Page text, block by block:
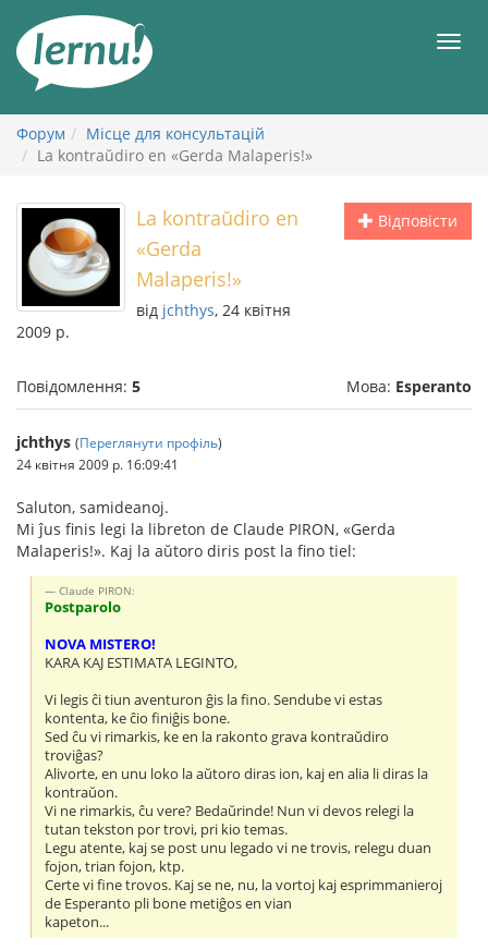
змісту
Форум
Місце для консультацій
La kontraŭdiro en «Gerda Malaperis!»
Відповісти
La kontraŭdiro en
«Gerda
Malaperis!»
від jchthys, 24 квітня
2009 р.
Повідомлення: 5 Мова: Esperanto
jchthys (Переглянути профіль)
24 квітня 2009 р. 16:09:41
Saluton, samideanoj.
Mi ĵus finis legi la libreton de Claude PIRON, «Gerda
Malaperis!». Kaj la aŭtoro diris post la fino tiel:
Claude PIRON:
Postparolo
NOVA MISTERO!
KARA KAJ ESTIMATA LEGINTO,
Vi legis ĉi tiun aventuron ĝis la fino. Sendube vi estas
kontenta, ke ĉio finiĝis bone.
Sed ĉu vi rimarkis, ke en la rakonto grava kontraŭdiro
troviĝas?
Alivorte, en unu loko la aŭtoro diras ion, kaj en alia li diras la
kontraŭon.
Vi ne rimarkis, ĉu vere? Bedaŭrinde! Nun vi devos relegi la
tutan tekston por trovi, pri kio temas.
Legu atente, kaj se post unu legado vi ne trovis, relegu duan
fojon, trian fojon, ktp.
Certe vi fine trovos. Kaj se ne, nu, la vortoj kaj esprimmanieroj
de Esperanto pli bone metiĝos en vian
kapeton...